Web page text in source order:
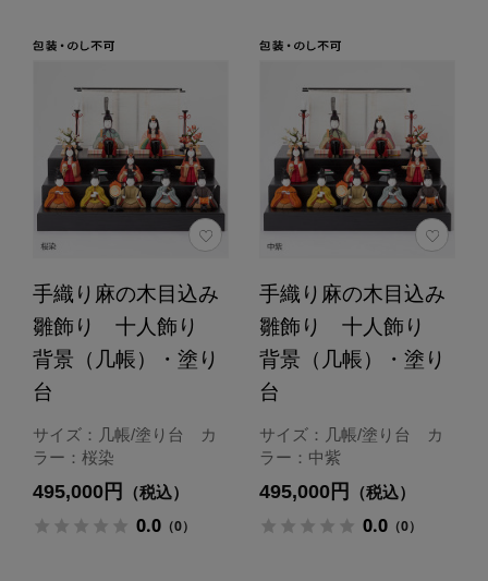
手織り麻の木目込み
雛飾り 十人飾り
背景（几帳）・塗り
台
サイズ：几帳/塗り台 カ
ラー：桜染
495,000円 （税込）
0.0（0）
手織り麻の木目込み
雛飾り 十人飾り
背景（几帳）・塗り
台
サイズ：几帳/塗り台 カ
ラー：中紫
495,000円 （税込）
0.0（0）